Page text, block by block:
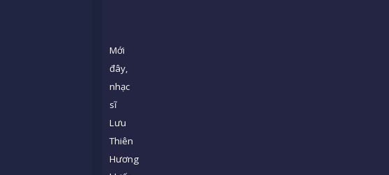
Mới
đây,
nhạc
sĩ
Lưu
Thiên
Hương